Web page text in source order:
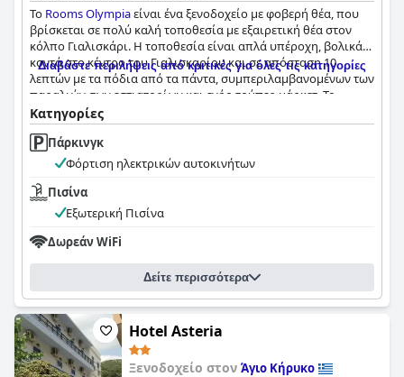
Το Rooms Olympiaείναι ένα ξενοδοχείο με φοβερή θέα, που
βρίσκεται σε πολύ καλή τοποθεσία με εξαιρετική θέα στον
κόλπο Γιαλισκάρι. Η τοποθεσία είναι απλά υπέροχη, βολικά
κοντά στο κέντρο του Γιαλισκαρίου και σε απόσταση 10
λεπτών με τα πόδια από τα πάντα, συμπεριλαμβανομένων των
παραλιών, των εστιατορίων και ενός σούπερ μάρκετ. Το
προσωπικό του
τους επισκέπτες του, με πολλαπλές κριτικές που επαινούν
τους ιδιοκτήτες για την ευγενική και φιλική φιλοξενία τους. Το
προσωπικό κάνει τα πάντα για να κάνει τους επισκέπτες να
αισθάνονται σαν στο σπίτι τους και πολλοί επισκέπτες έχουν
αναφέρει ότι αισθάνονται σαν οικογένεια κατά τη διαμονή
τους στο ξενοδοχείο. Οι ιδιοκτήτες, συμπεριλαμβανομένων
του Νίκου, της Σούλας και του Τζιοβάνι, έχουν όλοι
επισημανθεί ως ιδιαίτερα εξαιρετικοί οικοδεσπότες.
του προσωπικού κάνουν τη διαμονή στοRooms Olympia
πραγματικά ξεχωριστή.
Διαβάστε περιλήψεις από κριτικές για όλες τις κατηγορίες
Κατηγορίες
Πάρκινγκ
Φόρτιση ηλεκτρικών αυτοκινήτων
Πισίνα
Εξωτερική Πισίνα
Δωρεάν WiFi
Δείτε περισσότερα
Hotel Asteria
Ξενοδοχείο στον Άγιο Κήρυκο